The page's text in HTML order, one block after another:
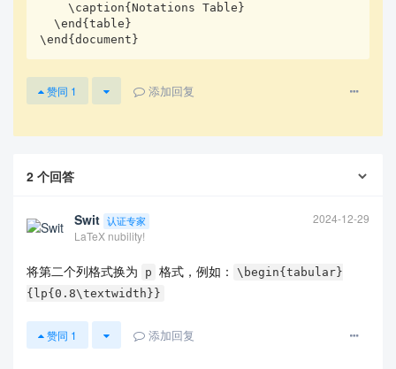
    \caption{Notations Table}
  \end{table}
\end{document}
赞同 1 添加回复
2 个回答
Swit 认证专家
2024-12-29
LaTeX nubility!
将第二个列格式换为 p 格式，例如：
\begin{tabular}
{lp{0.8\textwidth}}
赞同 1 添加回复